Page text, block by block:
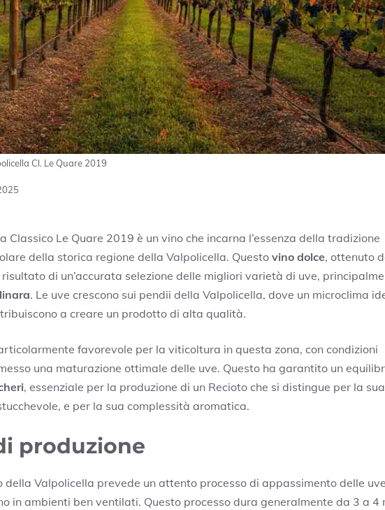
Cl. Le Quare 2019
Classico Le Quare 2019 è un vino che incarna l’essenza della tradizione
della storica regione della Valpolicella. Questo vino dolce, ottenuto
di un’accurata selezione delle migliori varietà di uve,
. Le uve crescono sui pendii della Valpolicella, dove un microclima
a creare un prodotto di alta qualità.
favorevole per la viticoltura in questa zona, con condizioni
una maturazione ottimale delle uve. Questo ha garantito un
, essenziale per la produzione di un Recioto che si distingue per la sua
e per la sua complessità aromatica.
produzione
della Valpolicella prevede un attento processo di appassimento delle
in ambienti ben ventilati. Questo processo dura generalmente da 3 a 4